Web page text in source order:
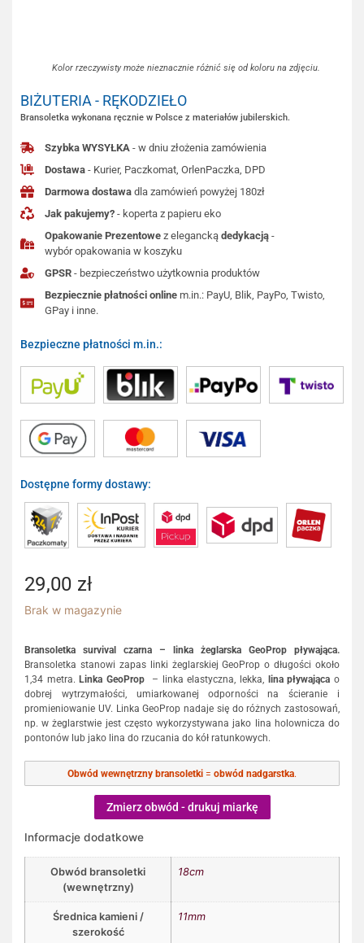
Kolor rzeczywisty może nieznacznie różnić się od koloru na zdjęciu.
BIŻUTERIA - RĘKODZIEŁO
Bransoletka wykonana ręcznie w Polsce z materiałów jubilerskich.
Szybka WYSYŁKA - w dniu złożenia zamówienia
Dostawa - Kurier, Paczkomat, OrlenPaczka, DPD
Darmowa dostawa dla zamówień powyżej 180zł
Jak pakujemy? - koperta z papieru eko
Opakowanie Prezentowe z eleganckądedykacją -
wybór opakowania w koszyku
GPSR - bezpieczeństwo użytkownia produktów
Bezpiecznie płatności online m.in.: PayU, Blik, PayPo, Twisto,
GPay i inne.
Bezpieczne płatności m.in.:
Dostępne formy dostawy:
29,00 zł
Brak w magazynie
Bransoletka survival czarna – linka żeglarska GeoProp pływająca.
Bransoletka stanowi zapas linki żeglarskiej GeoProp o długości około
1,34 metra.Linka GeoProp– linka elastyczna, lekka, lina pływająca o
dobrej wytrzymałości, umiarkowanej odporności na ścieranie i
promieniowanie UV. Linka GeoProp nadaje się do różnych zastosowań,
np. w żeglarstwie jest często wykorzystywana jako lina holownicza do
pontonów lub jako lina do rzucania do kół ratunkowych.
Obwód wewnętrzny bransoletki = obwód nadgarstka.
Zmierz obwód - drukuj miarkę
Informacje dodatkowe
Obwód bransoletki
(wewnętrzny)
18cm
Średnica kamieni /
szerokość
11mm